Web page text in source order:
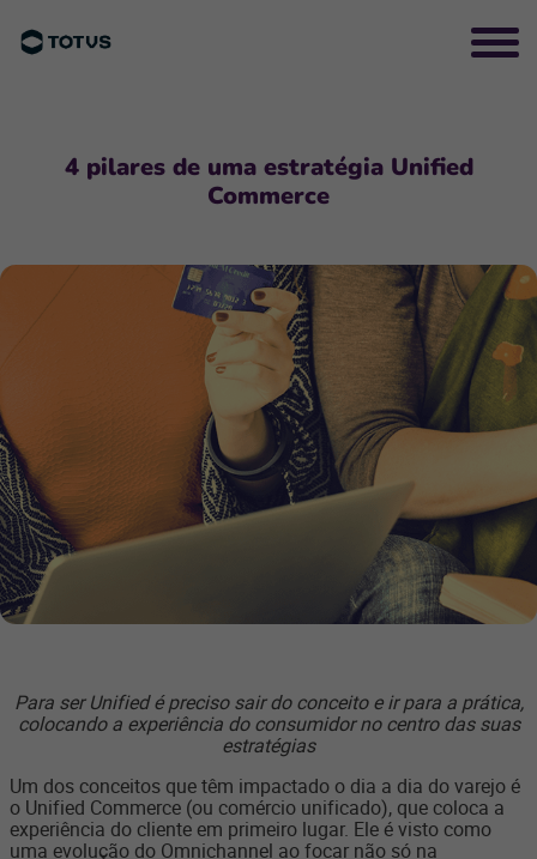
4 pilares de uma estratégia Unified
Commerce
Para ser Unified é preciso sair do conceito e ir para a prática,
colocando a experiência do consumidor no centro das suas
estratégias
Um dos conceitos que têm impactado o dia a dia do varejo é
o Unified Commerce (ou comércio unificado), que coloca a
experiência do cliente em primeiro lugar. Ele é visto como
uma evolução do Omnichannel ao focar não só na